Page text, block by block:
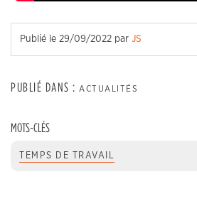
Publié le 29/09/2022 par JS
PUBLIÉ DANS : ACTUALITÉS
MOTS-CLÉS
TEMPS DE TRAVAIL